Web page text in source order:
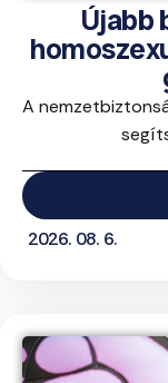
Újabb
A
2026. 08. 6.